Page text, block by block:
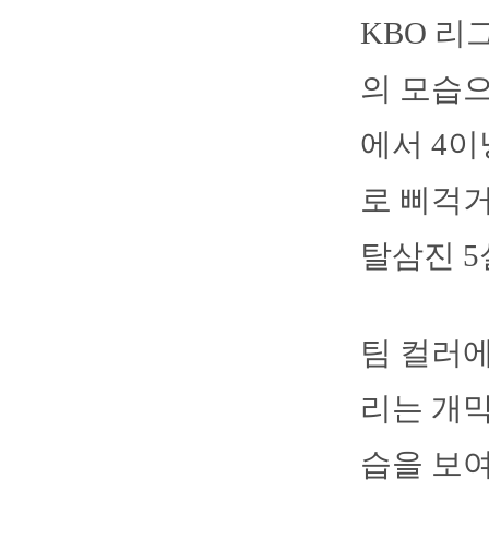
KBO 리
의 모습
에서 4
로 삐걱
탈삼진
팀 컬러
리는 개
습을 보